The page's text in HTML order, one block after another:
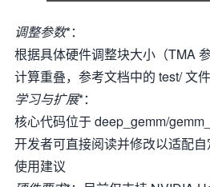
调整参数*：
根据具体硬件调整块大小（TMA
计算重叠，参考文档中的 test/ 文
学习与扩展*：
核心代码位于 deep_gemm/
开发者可直接阅读并修改以适配自
使用建议